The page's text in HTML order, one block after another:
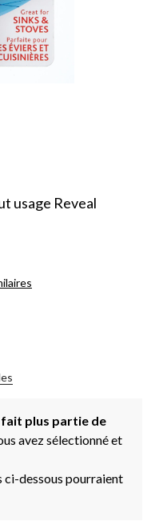
usage Reveal
fait plus partie de
avez sélectionné et
ci-dessous pourraient